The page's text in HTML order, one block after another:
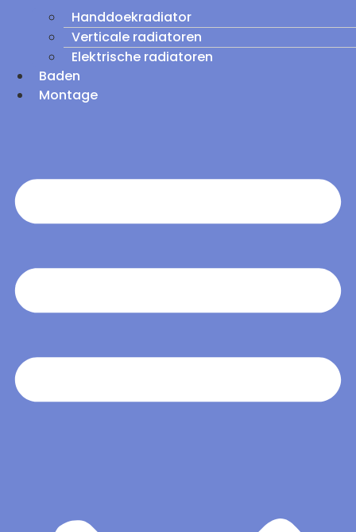
Handdoekradiator
Verticale radiatoren
Elektrische radiatoren
Baden
Montage